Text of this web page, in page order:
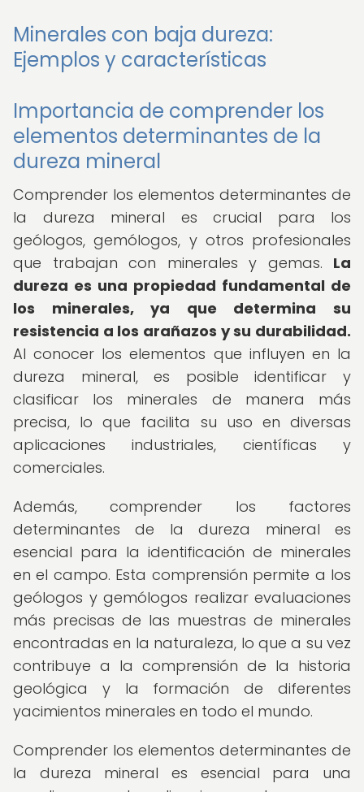
Minerales con baja dureza:
Ejemplos y características
Importancia de comprender los
elementos determinantes de la
dureza mineral
Comprender los elementos determinantes de
la dureza mineral es crucial para los
geólogos, gemólogos, y otros profesionales
que trabajan con minerales y gemas. La
dureza es una propiedad fundamental de
los minerales, ya que determina su
resistencia a los arañazos y su durabilidad.
Al conocer los elementos que influyen en la
dureza mineral, es posible identificar y
clasificar los minerales de manera más
precisa, lo que facilita su uso en diversas
aplicaciones industriales, científicas y
comerciales.
Además, comprender los factores
determinantes de la dureza mineral es
esencial para la identificación de minerales
en el campo. Esta comprensión permite a los
geólogos y gemólogos realizar evaluaciones
más precisas de las muestras de minerales
encontradas en la naturaleza, lo que a su vez
contribuye a la comprensión de la historia
geológica y la formación de diferentes
yacimientos minerales en todo el mundo.
Comprender los elementos determinantes de
la dureza mineral es esencial para una